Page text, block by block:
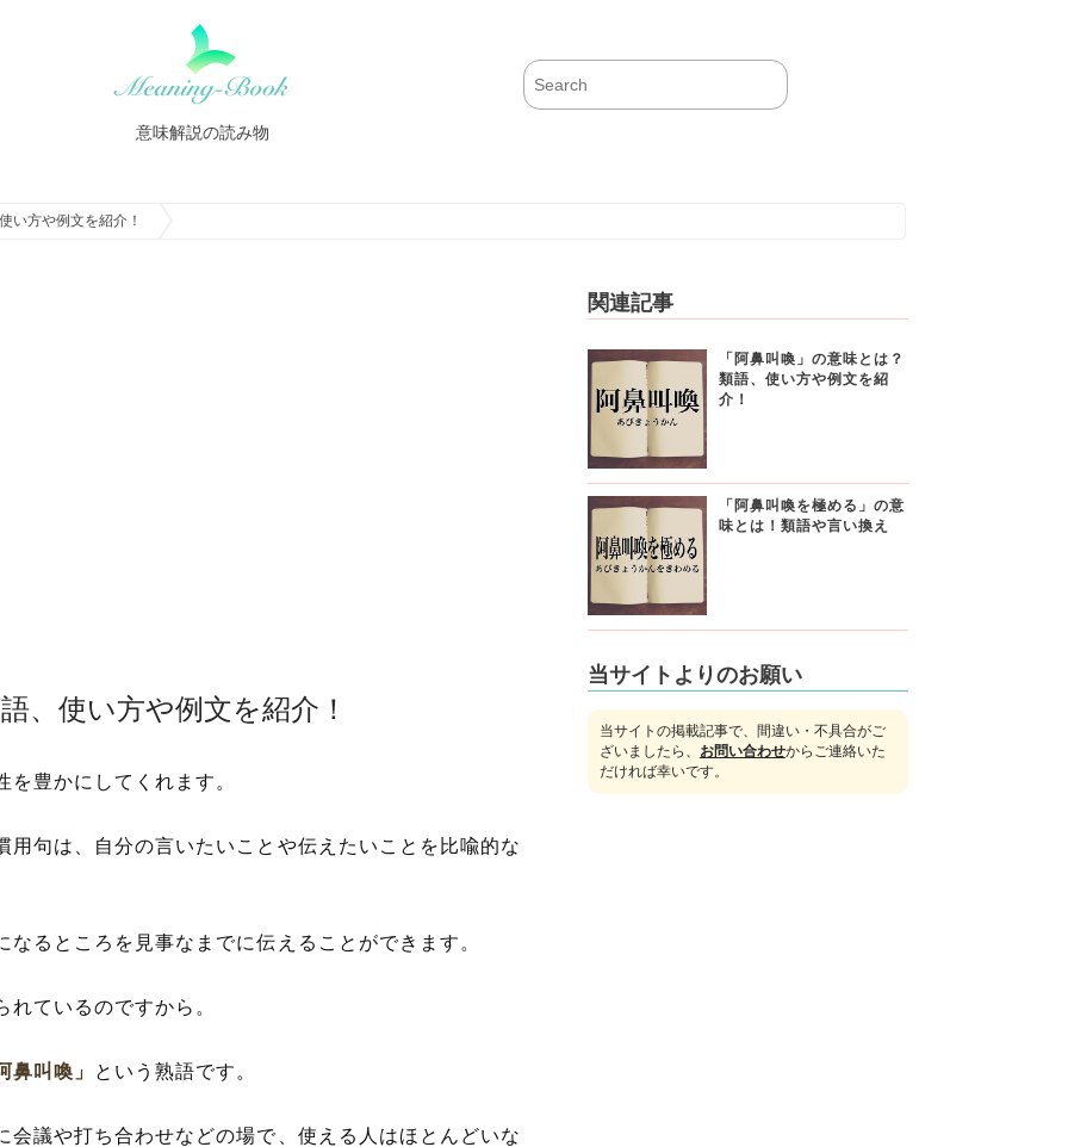
意味解説の読み物
い方や例文を紹介！
、使い方や例文を紹介！
豊かにしてくれます。
句は、自分の言いたいことや伝えたいことを比喩的な
るところを見事なまでに伝えることができます。
ているのですから。
鼻叫喚」 という熟語です。
会議や打ち合わせなどの場で、使える人はほとんどいな
関連記事
「阿鼻叫喚」の意味とは？
類語、使い方や例文を紹
介！
「阿鼻叫喚を極める」の意
味とは！類語や言い換え
当サイトよりのお願い
当サイトの掲載記事で、間違い・不具合がご
ざいましたら、 お問い合わせからご連絡いた
だければ幸いです。